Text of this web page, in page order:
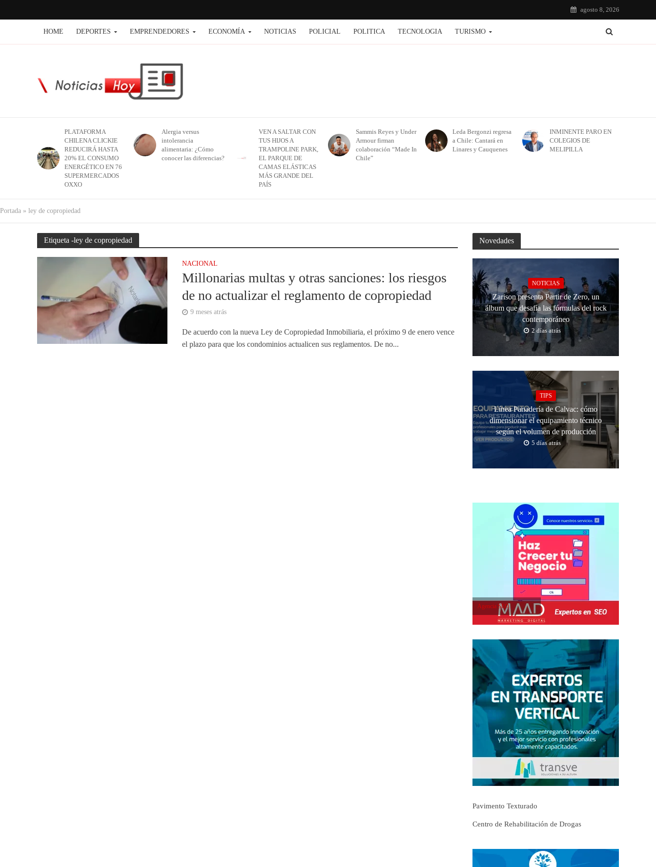
agosto 8, 2026
HOME DEPORTES EMPRENDEDORES ECONOMÍA NOTICIAS POLICIAL POLITICA TECNOLOGIA TURISMO
PLATAFORMA
CHILENA CLICKIE
REDUCIRÁ HASTA
20% EL CONSUMO
ENERGÉTICO EN 76
SUPERMERCADOS
OXXO
Alergia versus
intolerancia
alimentaria: ¿Cómo
conocer las diferencias?
VEN A SALTAR CON
TUS HIJOS A
TRAMPOLINE PARK,
EL PARQUE DE
CAMAS ELÁSTICAS
MÁS GRANDE DEL
PAÍS
Sammis Reyes y Under
Armour firman
colaboración “Made In
Chile”
Leda Bergonzi regresa
a Chile: Cantará en
Linares y Cauquenes
INMINENTE PARO EN
COLEGIOS DE
MELIPILLA
Portada » ley de copropiedad
Etiqueta -ley de copropiedad
NACIONAL
Millonarias multas y otras sanciones: los riesgos
de no actualizar el reglamento de copropiedad
9 meses atrás
De acuerdo con la nueva Ley de Copropiedad Inmobiliaria, el próximo 9 de enero vence
el plazo para que los condominios actualicen sus reglamentos. De no...
Novedades
NOTICIAS
Zarison presenta Partir de Zero, un
álbum que desafía las fórmulas del rock
contemporáneo
2 días atrás
TIPS
Línea Panadería de Calvac: cómo
dimensionar el equipamiento técnico
según el volumen de producción
5 días atrás
Agencia SEO
Pavimento Texturado
Centro de Rehabilitación de Drogas